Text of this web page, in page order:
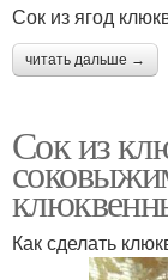
Сок из ягод
читать дальше →
Сок из
Как сделать